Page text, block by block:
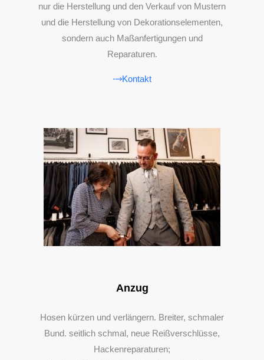
nur die Herstellung und den Verkauf von Mustern
und die Herstellung von Dekorationselementen,
sondern auch Maßanfertigungen und
Reparaturen.
Kontakt
Anzug
Hosen kürzen und verlängern. Breiter, schmaler
Bund. seitlich schmal, neue Reißverschlüsse,
Hackenreparaturen;